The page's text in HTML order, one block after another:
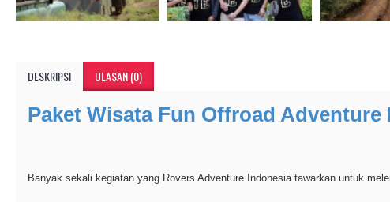
DESKRIPSI ULASAN (0)
Paket Wisata Fun Offroad
Banyak sekali kegiatan yang Rovers Adventure Indonesia tawarkan untuk